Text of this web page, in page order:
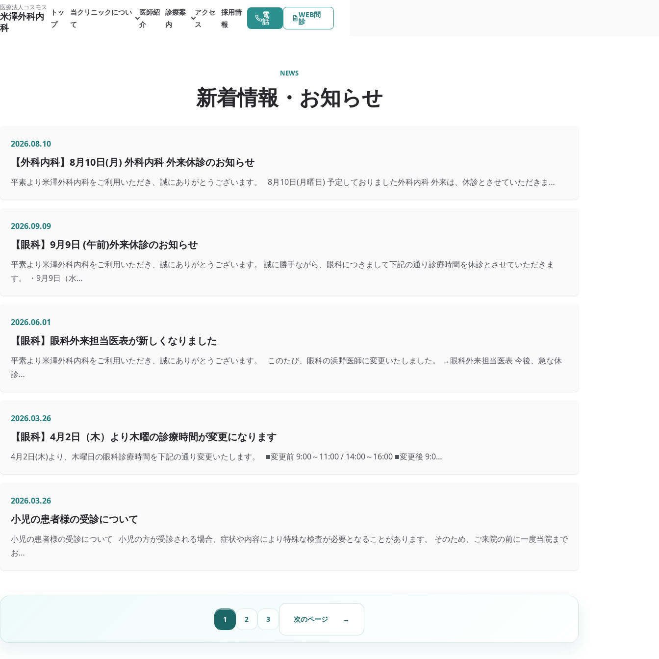
本
文
へ
医療法人コスモス
米澤外科内
科
トッ
プ
当クリニックについ
て
医師紹
介
診療案
内
アクセ
ス
採用情
報
電
話
WEB問
診
NEWS
新着情報・お知らせ
2026.08.10
【外科内科】8月10日(月) 外科内科 外来休診のお知らせ
平素より米澤外科内科をご利用いただき、誠にありがとうございます。 8月10日(月曜日) 予定しておりました外科内科 外来は、休診とさせていただきま…
2026.09.09
【眼科】9月9日 (午前)外来休診のお知らせ
平素より米澤外科内科をご利用いただき、誠にありがとうございます。 誠に勝手ながら、眼科につきまして下記の通り診療時間を休診とさせていただきま
す。 ・9月9日（水…
2026.06.01
【眼科】眼科外来担当医表が新しくなりました
平素より米澤外科内科をご利用いただき、誠にありがとうございます。 このたび、眼科の浜野医師に変更いたしました。 →眼科外来担当医表 今後、急な休
診…
2026.03.26
【眼科】4月2日（木）より木曜の診療時間が変更になります
4月2日(木)より、木曜日の眼科診療時間を下記の通り変更いたします。 ■変更前 9:00～11:00 / 14:00～16:00 ■変更後 9:0…
2026.03.26
小児の患者様の受診について
小児の患者様の受診について 小児の方が受診される場合、症状や内容により特殊な検査が必要となることがあります。 そのため、ご来院の前に一度当院まで
お…
1 2 3 次のページ →